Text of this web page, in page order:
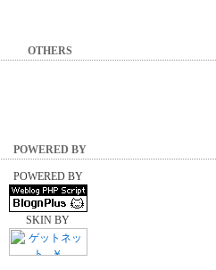
OTHERS
POWERED BY
POWERED BY
SKIN BY